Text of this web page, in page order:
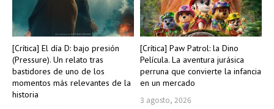
[Crítica] El día D: bajo presión
(Pressure). Un relato tras
bastidores de uno de los
momentos más relevantes de la
historia
[Crítica] Paw Patrol: la Dino
Película. La aventura jurásica
perruna que convierte la infancia
en un mercado
3 agosto, 2026